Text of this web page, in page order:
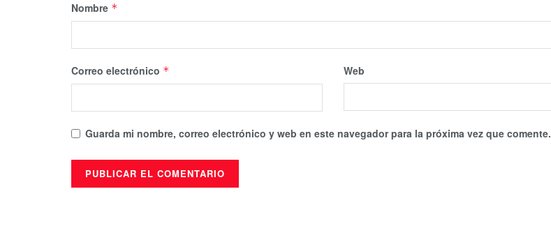
Nombre *
Correo electrónico * Web
Guarda mi nombre, correo electrónico y web en este navegador para la próxima vez que comente.